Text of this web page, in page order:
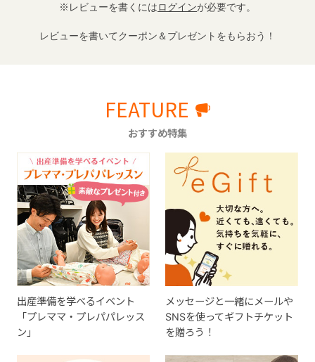
※レビューを書くにはログインが必要です。
レビューを書いてクーポン＆プレゼントをもらおう！
FEATURE
おすすめ特集
出産準備を学べるイベント
「プレママ・プレパパレッス
ン」
メッセージと一緒にメールや
SNSを使ってギフトチケット
を贈ろう！